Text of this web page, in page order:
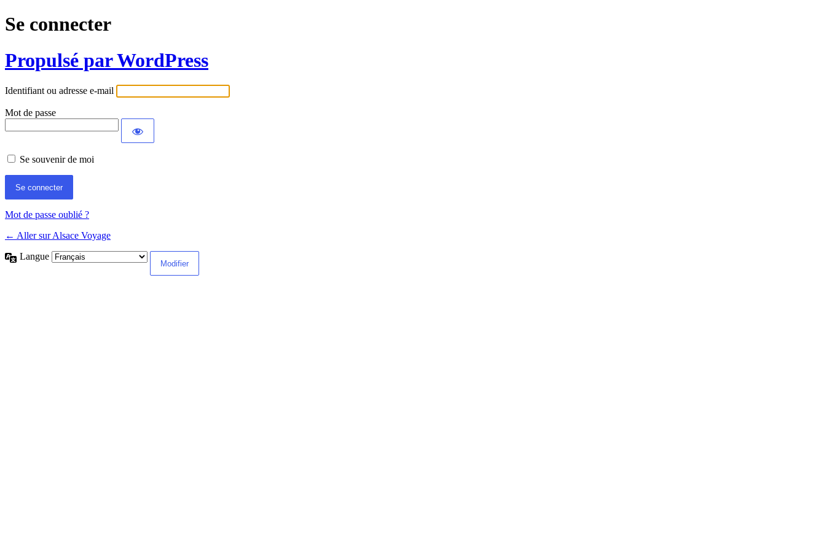
Se connecter
Propulsé par WordPress
Identifiant ou adresse e-mail
Mot de passe
Se souvenir de moi
Mot de passe oublié ?
← Aller sur Alsace Voyage
Langue